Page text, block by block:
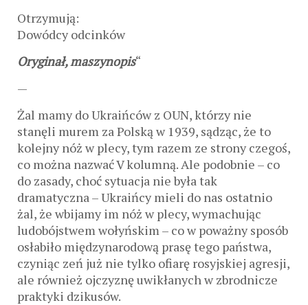
Otrzymują:
Dowódcy odcinków
Oryginał, maszynopis“
—
Żal mamy do Ukraińców z OUN, którzy nie
stanęli murem za Polską w 1939, sądząc, że to
kolejny nóż w plecy, tym razem ze strony czegoś,
co można nazwać V kolumną. Ale podobnie – co
do zasady, choć sytuacja nie była tak
dramatyczna – Ukraińcy mieli do nas ostatnio
żal, że wbijamy im nóż w plecy, wymachując
ludobójstwem wołyńskim – co w poważny sposób
osłabiło międzynarodową prasę tego państwa,
czyniąc zeń już nie tylko ofiarę rosyjskiej agresji,
ale również ojczyznę uwikłanych w zbrodnicze
praktyki dzikusów.